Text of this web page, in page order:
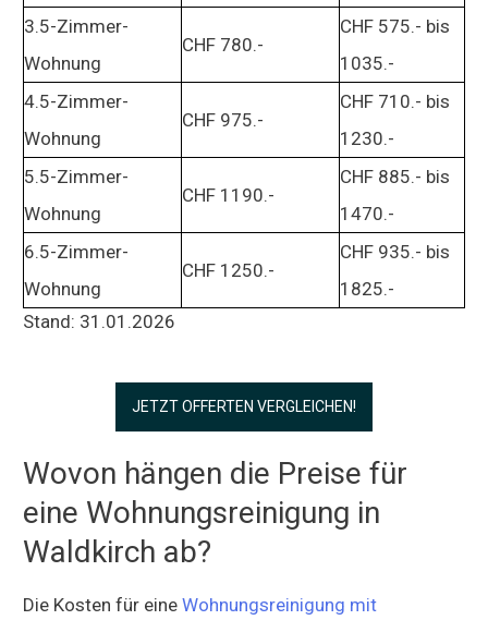
3.5-Zimmer-
Wohnung
CHF 780.-
CHF 575.- bis
1035.-
4.5-Zimmer-
Wohnung
CHF 975.-
CHF 710.- bis
1230.-
5.5-Zimmer-
Wohnung
CHF 1190.-
CHF 885.- bis
1470.-
6.5-Zimmer-
Wohnung
CHF 1250.-
CHF 935.- bis
1825.-
Stand: 31.01.2026
JETZT OFFERTEN VERGLEICHEN!
Wovon hängen die Preise für
eine Wohnungsreinigung in
Waldkirch ab?
Die Kosten für eine Wohnungsreinigung mit